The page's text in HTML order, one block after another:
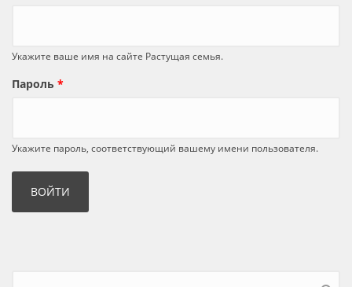
Укажите ваше имя на сайте Растущая семья.
Пароль *
Укажите пароль, соответствующий вашему имени пользователя.